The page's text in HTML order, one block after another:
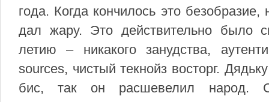
года. Когда кончилось это
дал жару. Это действительно было
летию – никакого занудства,
sources, чистый текнойз восторг.
бис, так он расшевелил народ.